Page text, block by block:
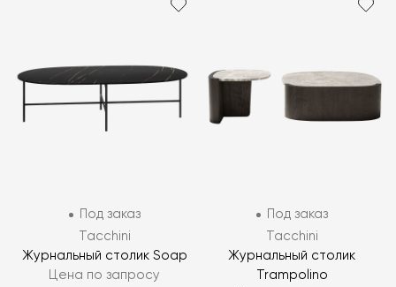
Под заказ
Tacchini
Журнальный столик Soap
Цена по запросу
Под заказ
Tacchini
Журнальный столик
Trampolino